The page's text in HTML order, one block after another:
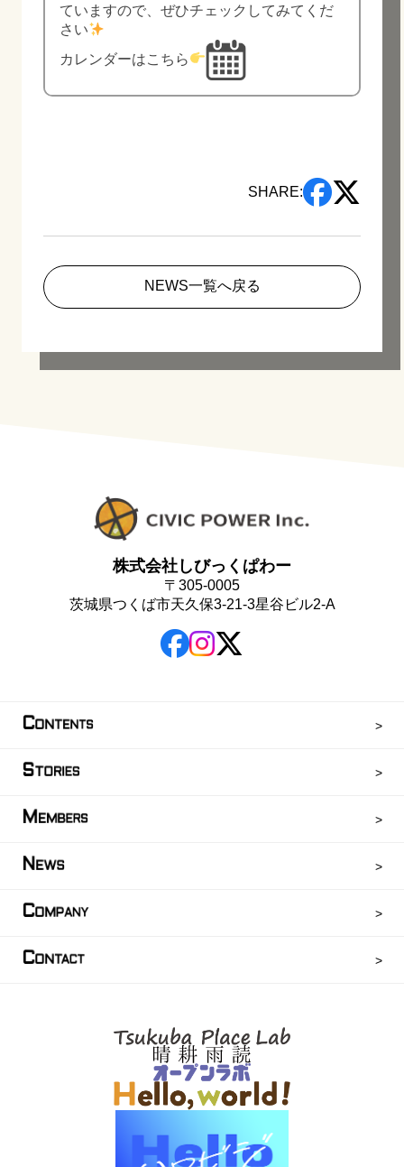
ていますので、ぜひチェックしてみてくだ
さい
カレンダーはこちら
SHARE:
NEWS一覧へ戻る
株式会社しびっくぱわー
〒305-0005
茨城県つくば市天久保3-21-3星谷ビル2-A
CONTENTS
STORIES
M EMBERS
N EWS
COMPANY
CONTACT